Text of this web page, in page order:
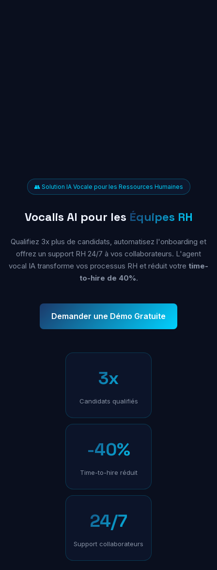
👥 Solution IA Vocale pour les Ressources Humaines
Vocalis AI pour les Équipes RH
Qualifiez 3x plus de candidats, automatisez l'onboarding et
offrez un support RH 24/7 à vos collaborateurs. L'agent
vocal IA transforme vos processus RH et réduit votre time-
to-hire de 40%.
Demander une Démo Gratuite
3x
Candidats qualifiés
-40%
Time-to-hire réduit
24/7
Support collaborateurs